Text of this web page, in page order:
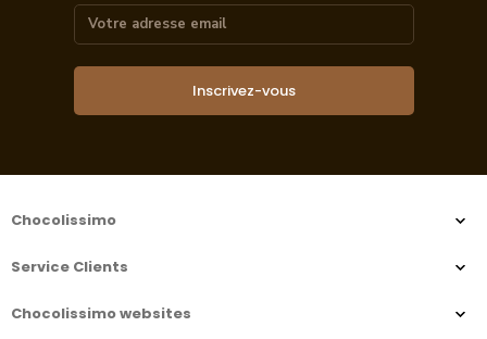
Inscrivez-vous
Chocolissimo
Service Clients
Chocolissimo websites